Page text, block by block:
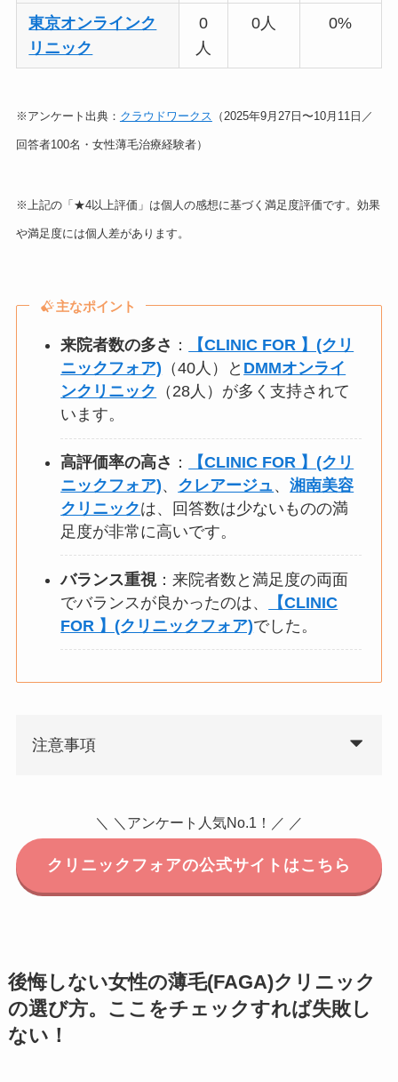
東京オンラインク
リニック
0
人
0人 0%
※アンケート出典： クラウドワークス （2025年9月27日〜10月11日／
回答者100名・女性薄毛治療経験者）
※上記の「★4以上評価」は個人の感想に基づく満足度評価です。効果
や満足度には個人差があります。
主なポイント
来院者数の多さ ：
【CLINIC FOR 】(クリ
ニックフォア) （40人）と DMMオンライ
ンクリニック
（28人）が多く支持されて
います。
高評価率の高さ ：
【CLINIC FOR 】(クリ
ニックフォア)、 クレアージュ 、湘南美容
クリニックは、回答数は少ないものの満
足度が非常に高いです。
バランス重視：来院者数と満足度の両面
でバランスが良かったのは、
【CLINIC
FOR 】(クリニックフォア)でした。
注意事項
＼ ＼アンケート人気No.1！／ ／
クリニックフォアの公式サイトはこちら
後悔しない女性の薄毛(FAGA)クリニック
の選び方。ここをチェックすれば失敗し
ない！